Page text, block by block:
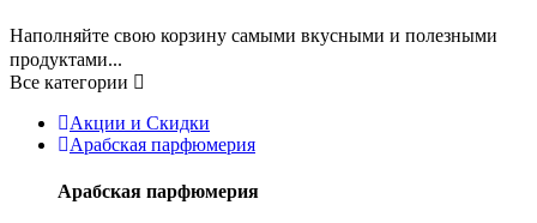
Наполняйте свою корзину самыми вкусными и полезными
продуктами...
Все категории
Акции и Скидки
Арабская парфюмерия
Арабская парфюмерия